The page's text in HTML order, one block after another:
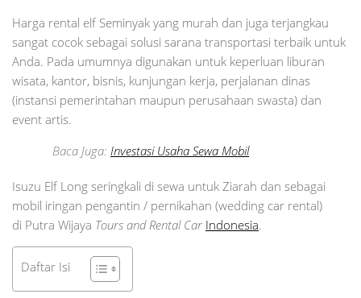
Harga rental elf Seminyak yang murah dan juga terjangkau
sangat cocok sebagai solusi sarana transportasi terbaik untuk
Anda. Pada umumnya digunakan untuk keperluan liburan
wisata, kantor, bisnis, kunjungan kerja, perjalanan dinas
(instansi pemerintahan maupun perusahaan swasta) dan
event artis.
Baca Juga: Investasi Usaha Sewa Mobil
Isuzu Elf Long seringkali di sewa untuk Ziarah dan sebagai
mobil iringan pengantin / pernikahan (wedding car rental)
di Putra Wijaya Tours and Rental Car Indonesia.
Daftar Isi